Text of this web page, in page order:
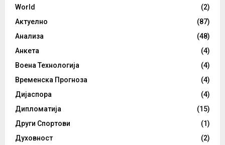
World
(2)
Актуелно
(87)
Анализа
(48)
Анкета
(4)
Воена Технологија
(4)
Временска Прогноза
(4)
Дијаспора
(4)
Дипломатија
(15)
Други Спортови
(1)
Духовност
(2)